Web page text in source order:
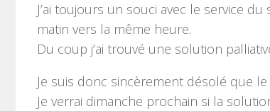
J’ai toujours un souci avec le service
matin vers la même heure.
Du coup j’ai trouvé une solution
Je suis donc sincèrement désolé que
Je verrai dimanche prochain si la